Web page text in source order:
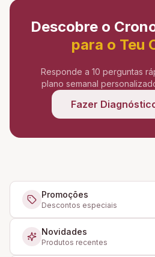
Descobre o
para o Teu
Responde a 10 perguntas
plano semanal
Fazer
Promoções
Descontos especiais
Novidades
Produtos recentes